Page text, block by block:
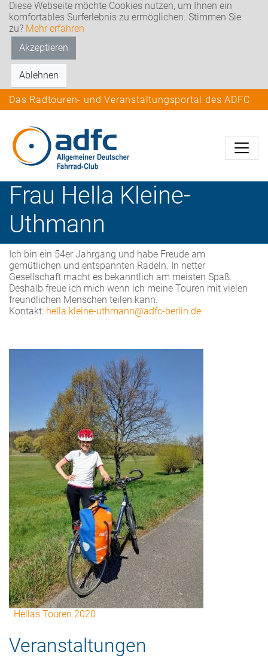
Diese Webseite möchte Cookies nutzen, um Ihnen ein
komfortables Surferlebnis zu ermöglichen. Stimmen Sie
zu? Mehr erfahren
Akzeptieren
Ablehnen
Das Radtouren- und Veranstaltungsportal des ADFC
Frau Hella Kleine-
Uthmann
Ich bin ein 54er Jahrgang und habe Freude am
gemütlichen und entspannten Radeln. In netter
Gesellschaft macht es bekanntlich am meisten Spaß.
Deshalb freue ich mich wenn ich meine Touren mit vielen
freundlichen Menschen teilen kann.
Kontakt: hella.kleine-uthmann@adfc-berlin.de
Hellas Touren 2020
Veranstaltungen